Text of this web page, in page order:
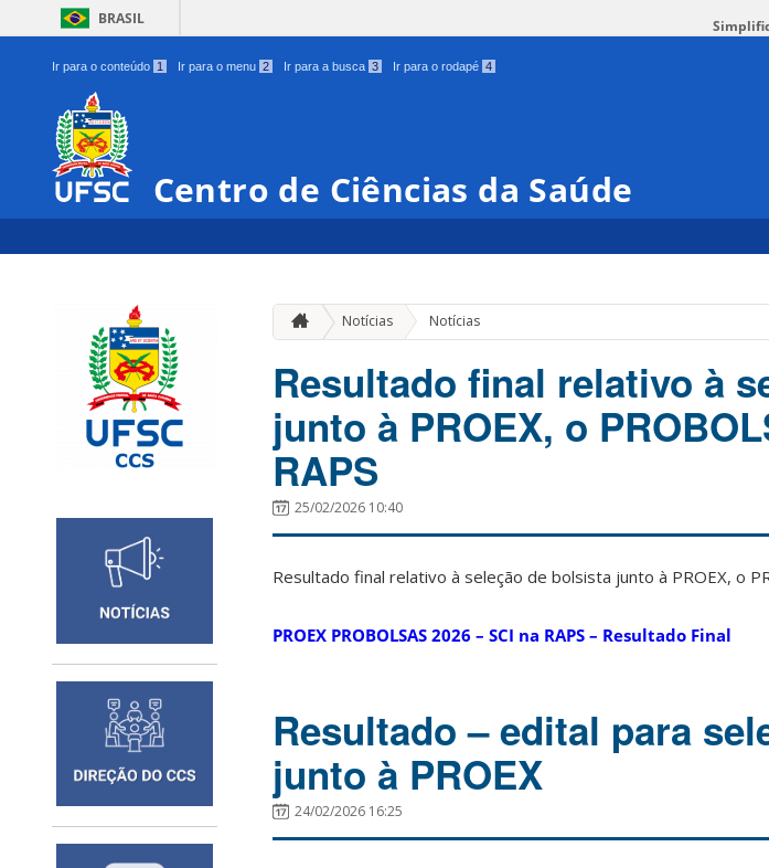
BRASIL
Ir para o conteúdo 1 Ir para o menu 2 Ir para a busca 3 Ir para o rodapé 4
Centro de Ciências da Saúde
Notícias Notícias
Resultado final relativo à
junto à PROEX, o
RAPS
25/02/2026 10:40
Resultado final relativo à seleção de bolsista junto à PROEX, o
PROEX PROBOLSAS 2026 – SCI na RAPS – Resultado Final
Resultado – edital para
junto à PROEX
24/02/2026 16:25